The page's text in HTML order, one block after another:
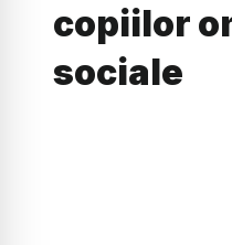
copiilor
sociale